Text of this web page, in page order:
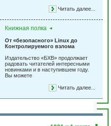
Читать далее...
Книжная полка
От «безопасного» Linux до
Контролируемого взлома
Издательство «БХВ» продолжает
радовать читателей интересными
новинками и в наступившем году.
Вы можете
Читать далее...